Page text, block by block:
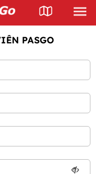
PASGO